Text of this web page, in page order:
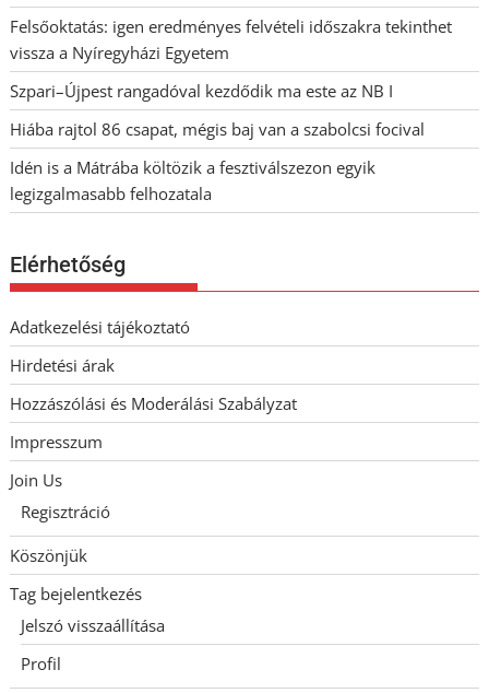
Felsőoktatás: igen eredményes felvételi időszakra tekinthet
vissza a Nyíregyházi Egyetem
Szpari–Újpest rangadóval kezdődik ma este az NB I
Hiába rajtol 86 csapat, mégis baj van a szabolcsi focival
Idén is a Mátrába költözik a fesztiválszezon egyik
legizgalmasabb felhozatala
Elérhetőség
Adatkezelési tájékoztató
Hirdetési árak
Hozzászólási és Moderálási Szabályzat
Impresszum
Join Us
Regisztráció
Köszönjük
Tag bejelentkezés
Jelszó visszaállítása
Profil